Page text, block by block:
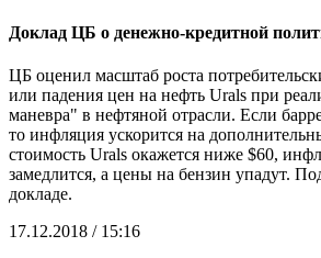
Доклад ЦБ о денежно-кредитной
ЦБ оценил масштаб роста
или падения цен на нефть Urals при
маневра" в нефтяной отрасли. Если
то инфляция ускорится на
стоимость Urals окажется ниже $60,
замедлится, а цены на бензин упадут.
докладе.
17.12.2018 / 15:16